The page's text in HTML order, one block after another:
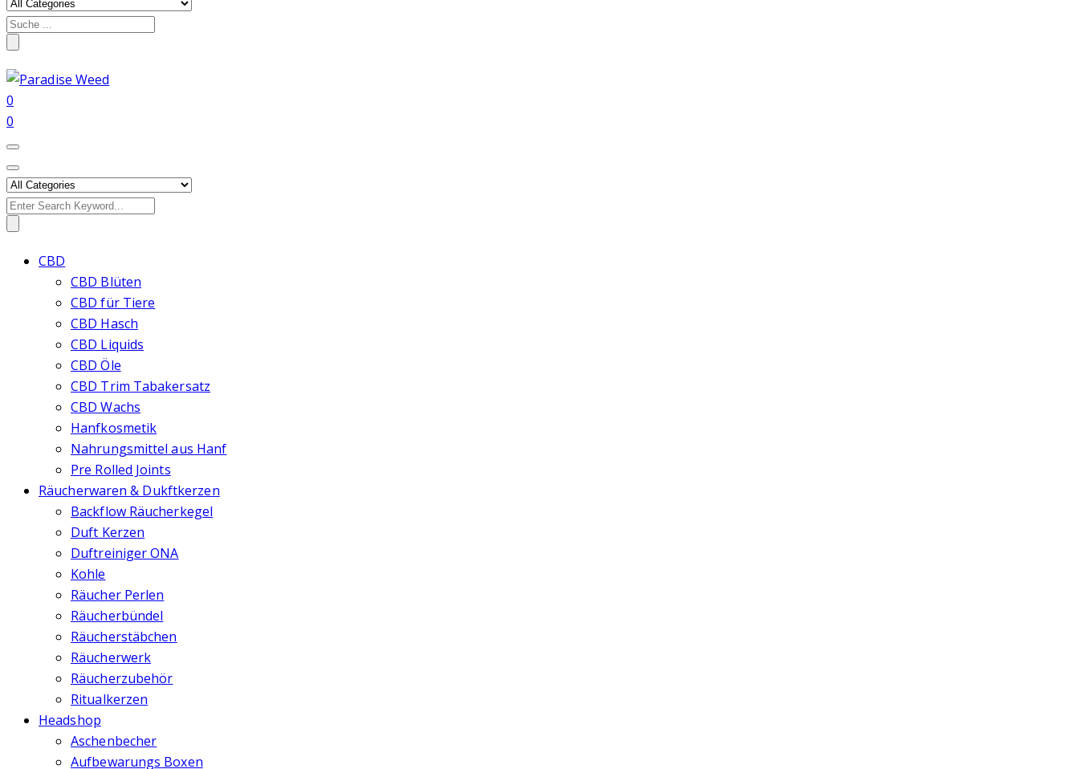
Search
0
0
Search
CBD
CBD Blüten
CBD für Tiere
CBD Hasch
CBD Liquids
CBD Öle
CBD Trim Tabakersatz
CBD Wachs
Hanfkosmetik
Nahrungsmittel aus Hanf
Pre Rolled Joints
Räucherwaren & Dukftkerzen
Backflow Räucherkegel
Duft Kerzen
Duftreiniger ONA
Kohle
Räucher Perlen
Räucherbündel
Räucherstäbchen
Räucherwerk
Räucherzubehör
Ritualkerzen
Headshop
Aschenbecher
Aufbewarungs Boxen